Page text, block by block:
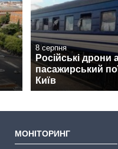
8 серпня
Російські дрони
пасажирський
Київ
МОНІТОРИНГ